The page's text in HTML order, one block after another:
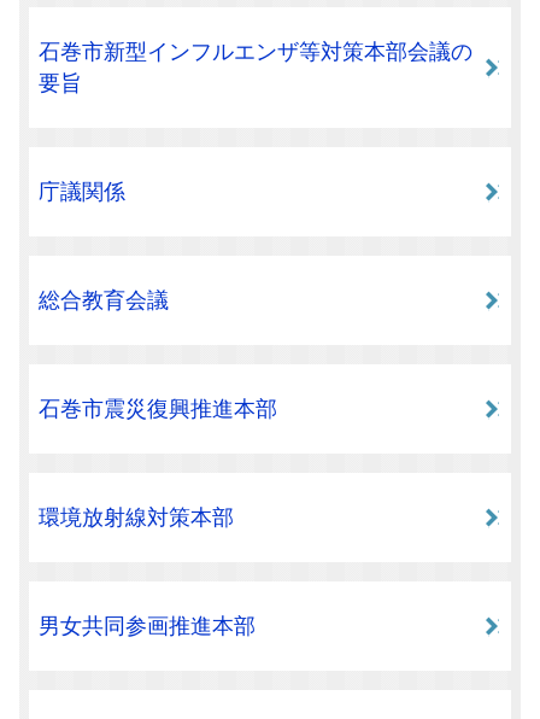
石巻市新型インフルエンザ等対策本部会議の
要旨
庁議関係
総合教育会議
石巻市震災復興推進本部
環境放射線対策本部
男女共同参画推進本部